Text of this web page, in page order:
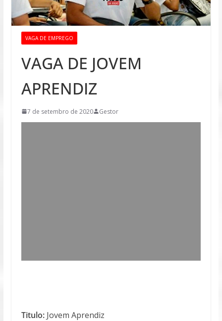
VAGA DE EMPREGO
VAGA DE JOVEM
APRENDIZ
7 de setembro de 2020 Gestor
Titulo:Jovem Aprendiz